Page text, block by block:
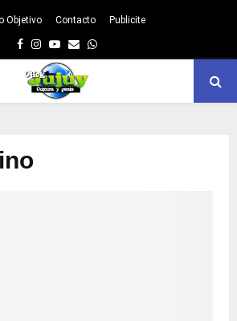
Objetivo Contacto Publicite
Facebook
Instagram
Youtube
EmailWhatsapp